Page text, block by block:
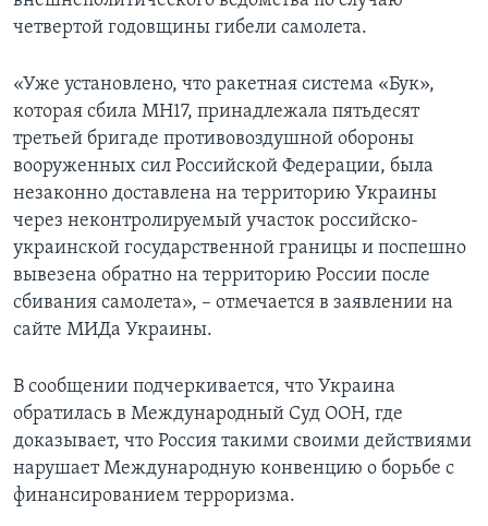
четвертой годовщины гибели самолета.
«Уже установлено, что ракетная система «Бук»,
которая сбила MH17, принадлежала пятьдесят
третьей бригаде противовоздушной обороны
вооруженных сил Российской Федерации, была
незаконно доставлена на территорию Украины
через неконтролируемый участок российско-
украинской государственной границы и поспешно
вывезена обратно на территорию России после
сбивания самолета», – отмечается в заявлении на
сайте МИДа Украины.
В сообщении подчеркивается, что Украина
обратилась в Международный Суд ООН, где
доказывает, что Россия такими своими действиями
нарушает Международную конвенцию о борьбе с
финансированием терроризма.